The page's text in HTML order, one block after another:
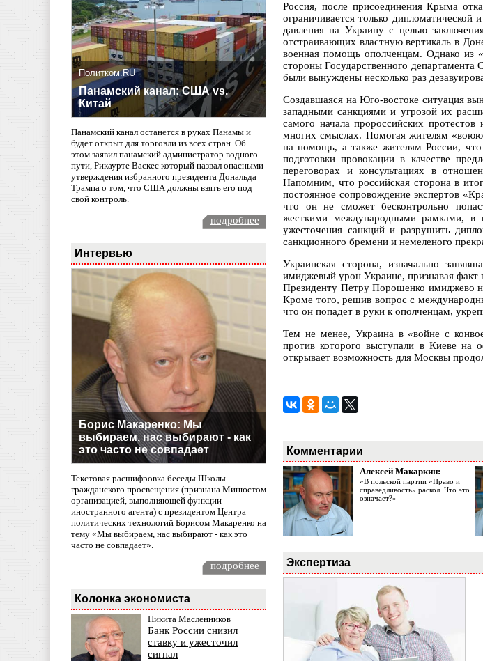
Политком.RU
Панамский канал: США vs.
Китай
Панамский канал останется в руках Панамы и
будет открыт для торговли из всех стран. Об
этом заявил панамский администратор водного
пути, Рикаурте Васкес который назвал опасными
утверждения избранного президента Дональда
Трампа о том, что США должны взять его под
свой контроль.
подробнее
Интервью
Борис Макаренко: Мы
выбираем, нас выбирают - как
это часто не совпадает
Текстовая расшифровка беседы Школы
гражданского просвещения (признана Минюстом
организацией, выполняющей функции
иностранного агента) с президентом Центра
политических технологий Борисом Макаренко на
тему «Мы выбираем, нас выбирают - как это
часто не совпадает».
подробнее
Колонка экономиста
Никита Масленников
Банк России снизил
ставку и ужесточил
сигнал
Россия, после присоединения Крыма
ограничивается только
давления на Украину с целью
отстраивающих властную вертикаль в
военная помощь ополченцам. Однако из
стороны Государственного департамента
были вынуждены несколько раз
Создавшаяся на Юго-востоке ситуация
западными санкциями и угрозой их
самого начала пророссийских
многих смыслах. Помогая жителям
на помощь, а также жителям России,
подготовки провокации в качестве
переговорах и консультациях в
Напомним, что российская сторона в
постоянное сопровождение экспертов
что он не сможет бесконтрольно
жесткими международными рамками, в
ужесточения санкций и разрушить
санкционного бремени и немеленого
Украинская сторона, изначально
имиджевый урон Украине, признавая факт
Президенту Петру Порошенко имиджево
Кроме того, решив вопрос с
что он попадет в руки к ополченцам,
Тем не менее, Украина в «войне с
против которого выступали в Киеве на
открывает возможность для Москвы
Комментарии
Алексей Макаркин:
«В польской партии «Право и
справедливость» раскол. Что это
означает?»
Экспертиза